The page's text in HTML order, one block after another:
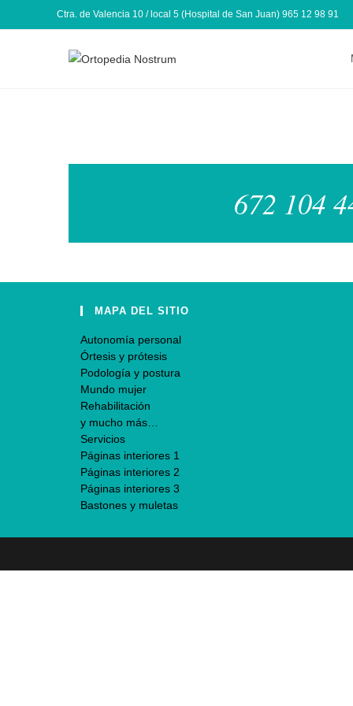
Ctra. de Valencia 10 / local 5 (Hospital de San Juan) 965 12 98 91
672 104
MAPA DEL SITIO
Autonomía personal
Órtesis y prótesis
Podología y postura
Mundo mujer
Rehabilitación
y mucho más…
Servicios
Páginas interiores 1
Páginas interiores 2
Páginas interiores 3
Bastones y muletas